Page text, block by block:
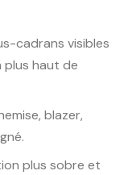
cadrans visibles
haut de
blazer,
plus sobre et